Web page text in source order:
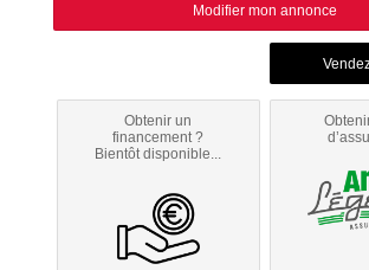
Modifier mon annonce
Obtenir un
financement ?
Bientôt disponible...